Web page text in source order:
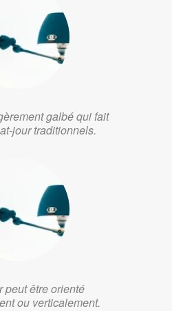
galbé qui fait
jour traditionnels.
peut être orienté
ou verticalement.